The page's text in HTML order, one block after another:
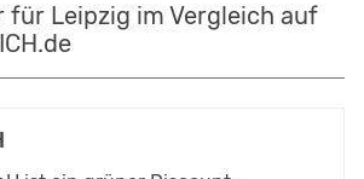
für Leipzig im Vergleich auf